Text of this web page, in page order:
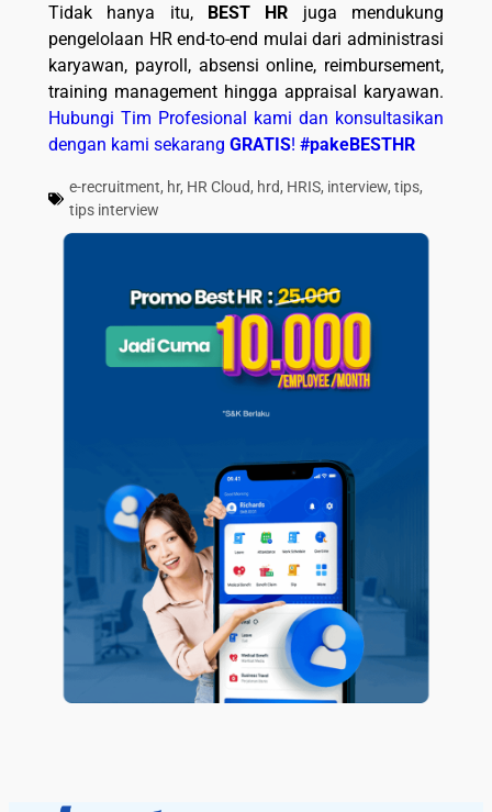
Tidak hanya itu, BEST HR juga mendukung
pengelolaan HR end-to-end mulai dari administrasi
karyawan, payroll, absensi online, reimbursement,
training management hingga appraisal karyawan.
Hubungi Tim Profesional kami dan konsultasikan
dengan kami sekarang GRATIS! #pakeBESTHR
e-recruitment, hr, HR Cloud, hrd, HRIS, interview, tips,
tips interview